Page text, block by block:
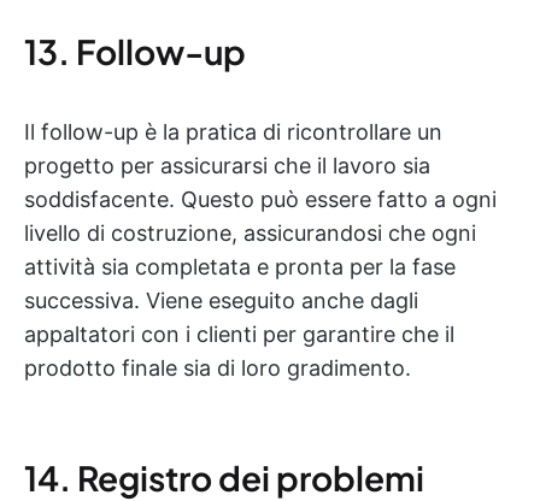
13. Follow-up
Il follow-up è la pratica di ricontrollare un
progetto per assicurarsi che il lavoro sia
soddisfacente. Questo può essere fatto a ogni
livello di costruzione, assicurandosi che ogni
attività sia completata e pronta per la fase
successiva. Viene eseguito anche dagli
appaltatori con i clienti per garantire che il
prodotto finale sia di loro gradimento.
14. Registro dei problemi